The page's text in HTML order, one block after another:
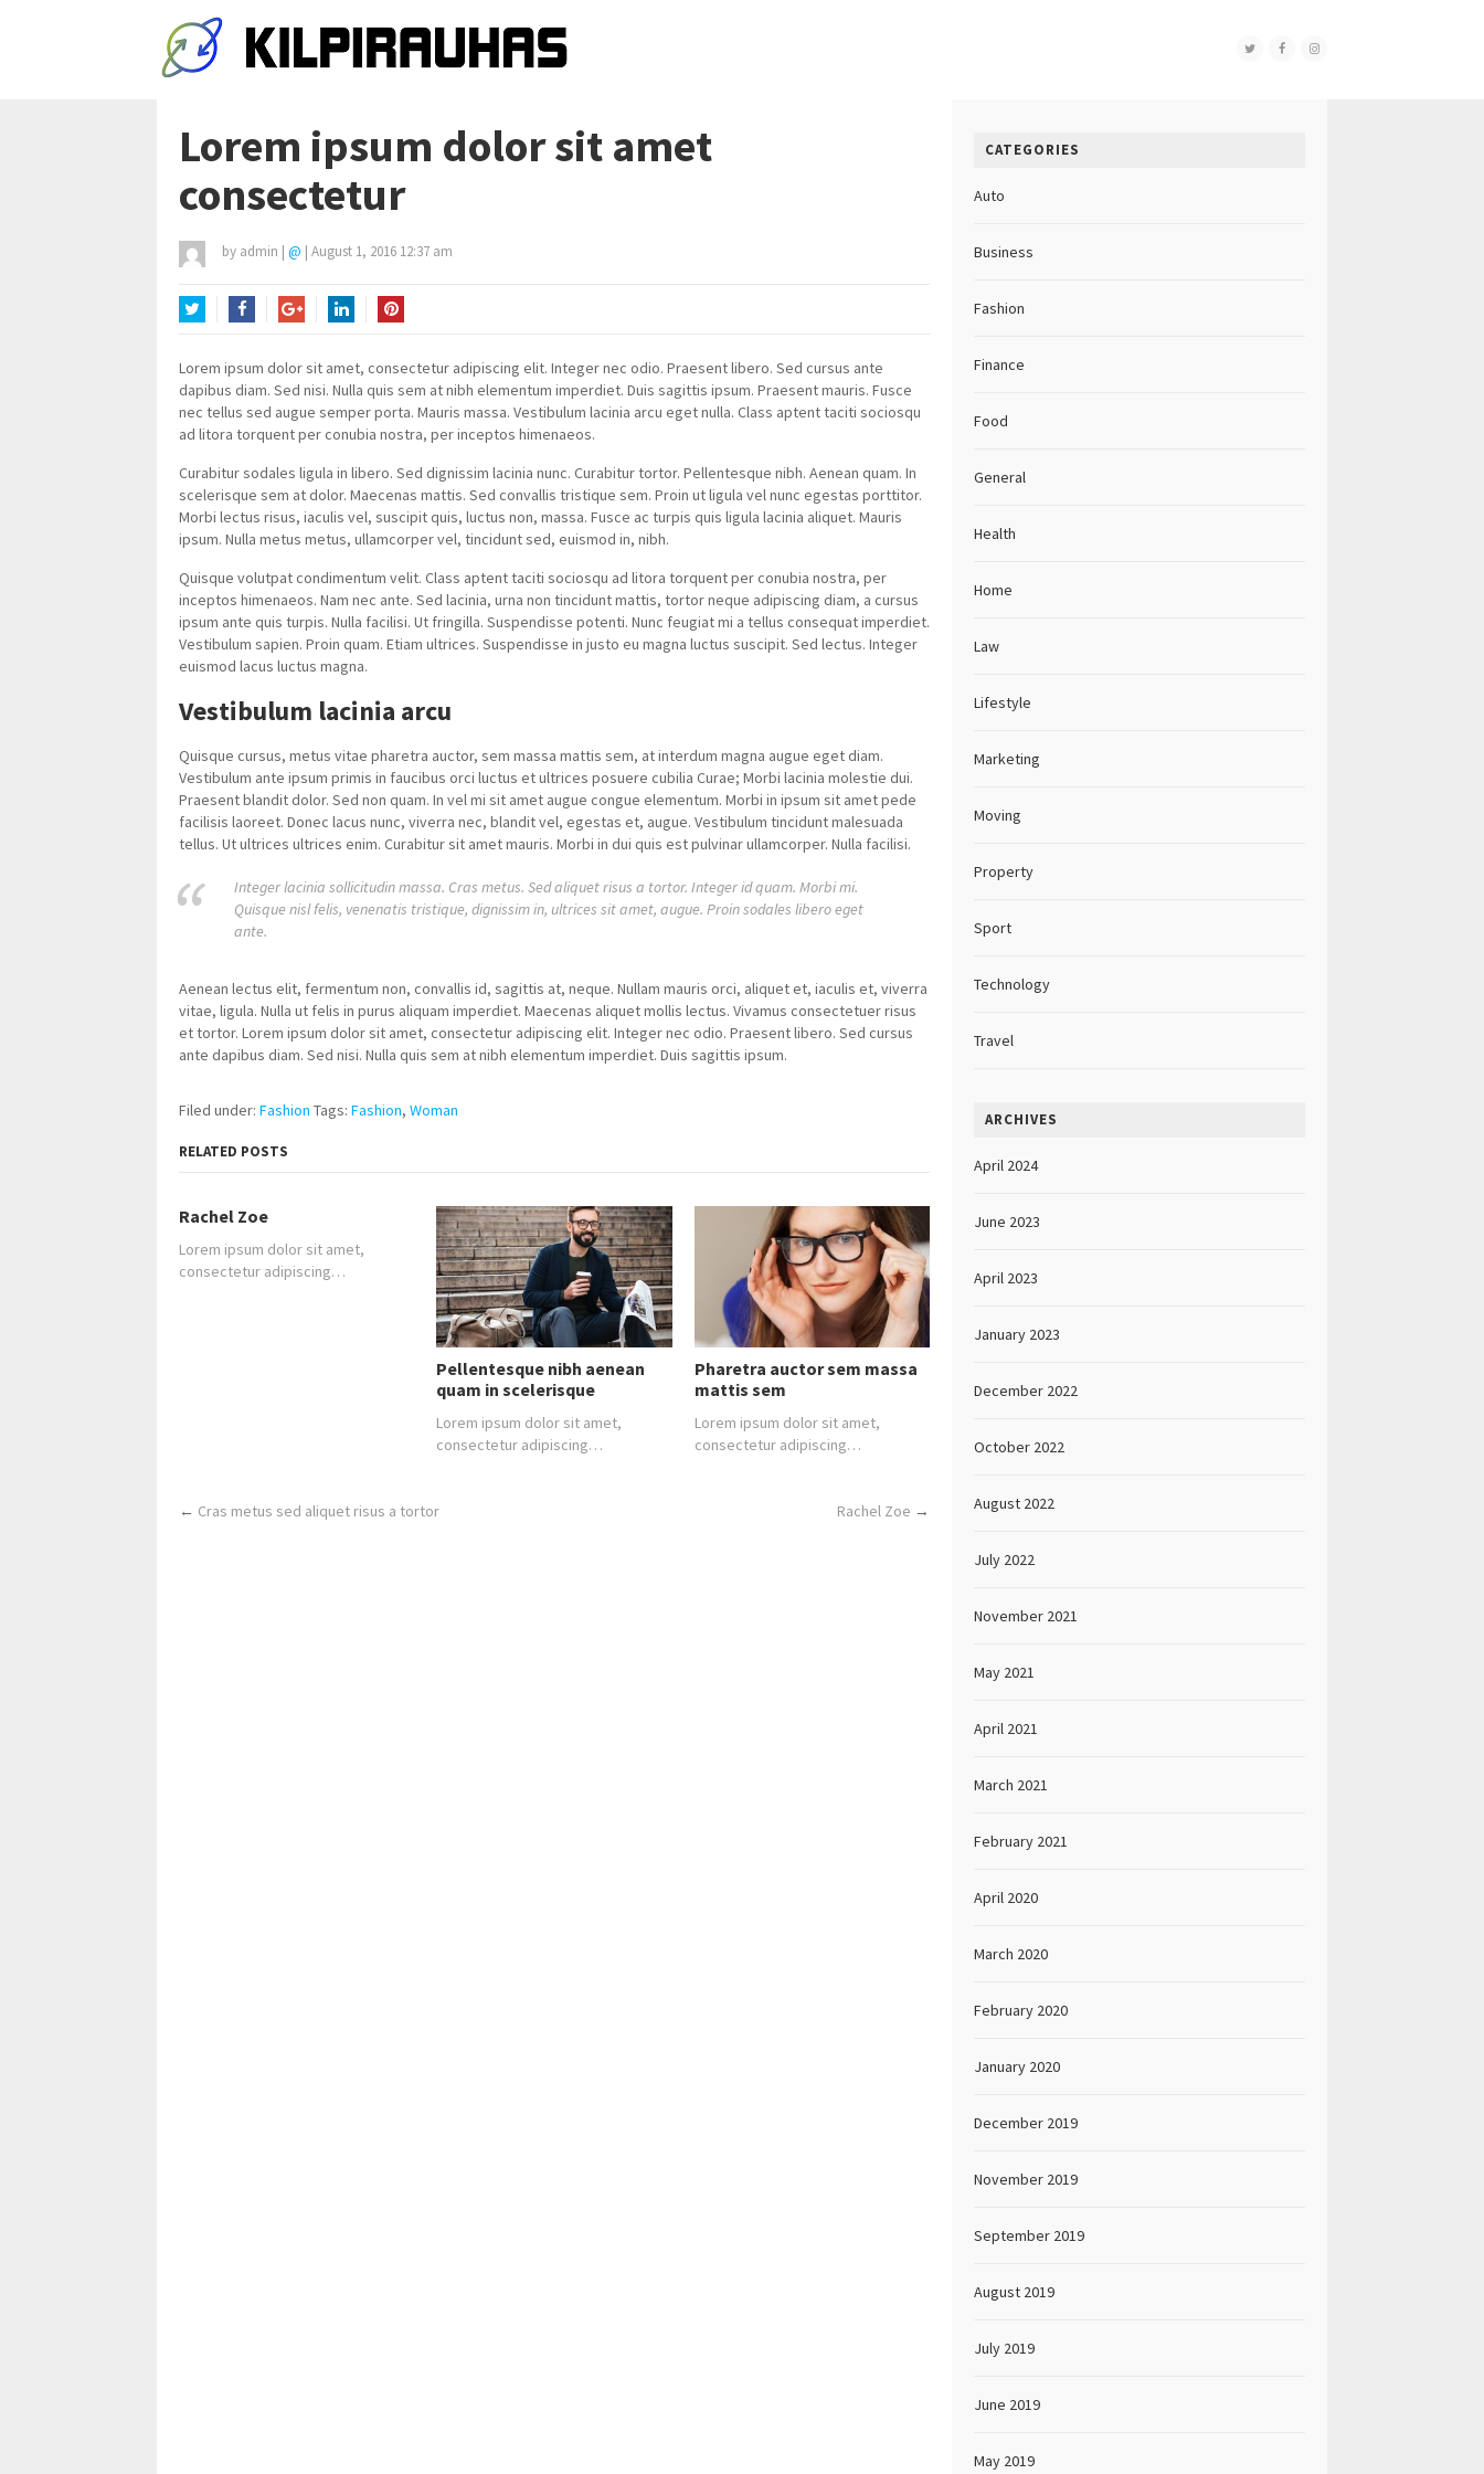
Lorem ipsum dolor sit amet
consectetur
by admin | @ | August 1, 2016 12:37 am
Lorem ipsum dolor sit amet, consectetur adipiscing elit. Integer nec odio. Praesent libero. Sed cursus ante
dapibus diam. Sed nisi. Nulla quis sem at nibh elementum imperdiet. Duis sagittis ipsum. Praesent mauris. Fusce
nec tellus sed augue semper porta. Mauris massa. Vestibulum lacinia arcu eget nulla. Class aptent taciti sociosqu
ad litora torquent per conubia nostra, per inceptos himenaeos.
Curabitur sodales ligula in libero. Sed dignissim lacinia nunc. Curabitur tortor. Pellentesque nibh. Aenean quam. In
scelerisque sem at dolor. Maecenas mattis. Sed convallis tristique sem. Proin ut ligula vel nunc egestas porttitor.
Morbi lectus risus, iaculis vel, suscipit quis, luctus non, massa. Fusce ac turpis quis ligula lacinia aliquet. Mauris
ipsum. Nulla metus metus, ullamcorper vel, tincidunt sed, euismod in, nibh.
Quisque volutpat condimentum velit. Class aptent taciti sociosqu ad litora torquent per conubia nostra, per
inceptos himenaeos. Nam nec ante. Sed lacinia, urna non tincidunt mattis, tortor neque adipiscing diam, a cursus
ipsum ante quis turpis. Nulla facilisi. Ut fringilla. Suspendisse potenti. Nunc feugiat mi a tellus consequat imperdiet.
Vestibulum sapien. Proin quam. Etiam ultrices. Suspendisse in justo eu magna luctus suscipit. Sed lectus. Integer
euismod lacus luctus magna.
Vestibulum lacinia arcu
Quisque cursus, metus vitae pharetra auctor, sem massa mattis sem, at interdum magna augue eget diam.
Vestibulum ante ipsum primis in faucibus orci luctus et ultrices posuere cubilia Curae; Morbi lacinia molestie dui.
Praesent blandit dolor. Sed non quam. In vel mi sit amet augue congue elementum. Morbi in ipsum sit amet pede
facilisis laoreet. Donec lacus nunc, viverra nec, blandit vel, egestas et, augue. Vestibulum tincidunt malesuada
tellus. Ut ultrices ultrices enim. Curabitur sit amet mauris. Morbi in dui quis est pulvinar ullamcorper. Nulla facilisi.
Integer lacinia sollicitudin massa. Cras metus. Sed aliquet risus a tortor. Integer id quam. Morbi mi.
Quisque nisl felis, venenatis tristique, dignissim in, ultrices sit amet, augue. Proin sodales libero eget
ante.
Aenean lectus elit, fermentum non, convallis id, sagittis at, neque. Nullam mauris orci, aliquet et, iaculis et, viverra
vitae, ligula. Nulla ut felis in purus aliquam imperdiet. Maecenas aliquet mollis lectus. Vivamus consectetuer risus
et tortor. Lorem ipsum dolor sit amet, consectetur adipiscing elit. Integer nec odio. Praesent libero. Sed cursus
ante dapibus diam. Sed nisi. Nulla quis sem at nibh elementum imperdiet. Duis sagittis ipsum.
Filed under: Fashion Tags: Fashion, Woman
RELATED POSTS
Rachel Zoe
Lorem ipsum dolor sit amet,
consectetur adipiscing…
Pellentesque nibh aenean
quam in scelerisque
Lorem ipsum dolor sit amet,
consectetur adipiscing…
Pharetra auctor sem massa
mattis sem
Lorem ipsum dolor sit amet,
consectetur adipiscing…
← Cras metus sed aliquet risus a tortor Rachel Zoe →
CATEGORIES
Auto
Business
Fashion
Finance
Food
General
Health
Home
Law
Lifestyle
Marketing
Moving
Property
Sport
Technology
Travel
ARCHIVES
April 2024
June 2023
April 2023
January 2023
December 2022
October 2022
August 2022
July 2022
November 2021
May 2021
April 2021
March 2021
February 2021
April 2020
March 2020
February 2020
January 2020
December 2019
November 2019
September 2019
August 2019
July 2019
June 2019
May 2019